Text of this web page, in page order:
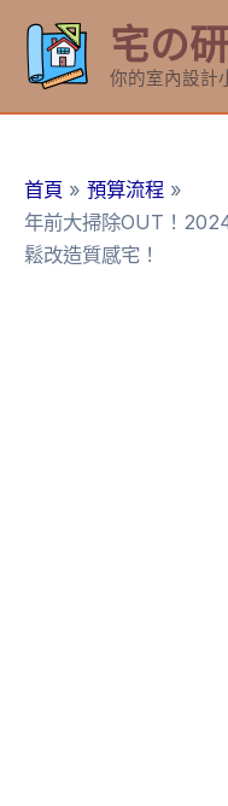
要
宅の
你的室內設計
首頁
預算流程
年前大掃除OUT！
鬆改造質感宅！